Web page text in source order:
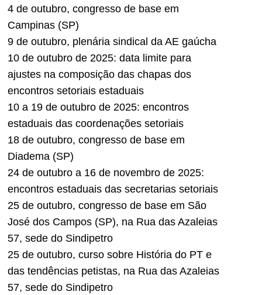
4 de outubro, congresso de base em
Campinas (SP)
9 de outubro, plenária sindical da AE gaúcha
10 de outubro de 2025: data limite para
ajustes na composição das chapas dos
encontros setoriais estaduais
10 a 19 de outubro de 2025: encontros
estaduais das coordenações setoriais
18 de outubro, congresso de base em
Diadema (SP)
24 de outubro a 16 de novembro de 2025:
encontros estaduais das secretarias setoriais
25 de outubro, congresso de base em São
José dos Campos (SP), na Rua das Azaleias
57, sede do Sindipetro
25 de outubro, curso sobre História do PT e
das tendências petistas, na Rua das Azaleias
57, sede do Sindipetro